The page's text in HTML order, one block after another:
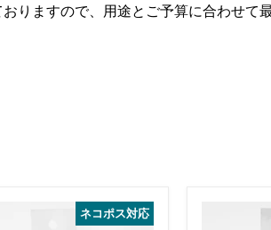
りますので、用途とご予算に合わせて
ネコポス対応